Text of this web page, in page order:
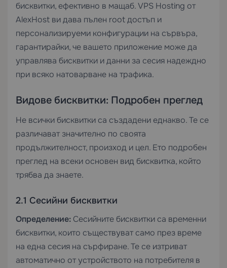
бисквитки, ефективно в мащаб.VPS Hosting от
AlexHost ви дава пълен root достъп и
персонализируеми конфигурации на сървъра,
гарантирайки, че вашето приложение може да
управлява бисквитки и данни за сесия надеждно
при всяко натоварване на трафика.
Видове бисквитки: Подробен преглед
Не всички бисквитки са създадени еднакво. Те се
различават значително по своята
продължителност, произход и цел. Ето подробен
преглед на всеки основен вид бисквитка, който
трябва да знаете.
2.1 Сесийни бисквитки
Определение: Сесийните бисквитки са временни
бисквитки, които съществуват само през време
на една сесия на сърфиране. Те се изтриват
автоматично от устройството на потребителя в